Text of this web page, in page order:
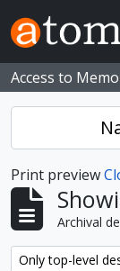
Skip to main content
Access to
Print preview
Archival
Remove filter:
Only top-level